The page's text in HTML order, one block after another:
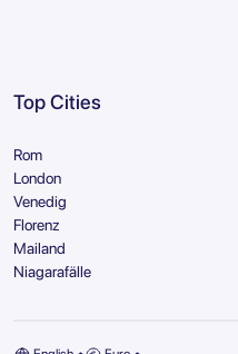
Top Cities
Rom
London
Venedig
Florenz
Mailand
Niagarafälle